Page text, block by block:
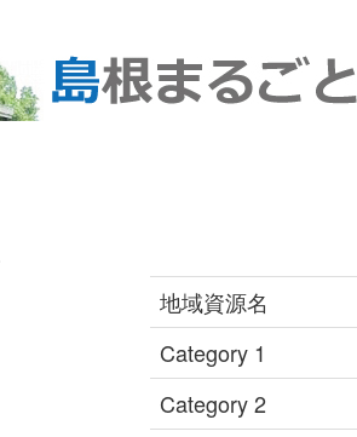
地域資源名
Category 1
Category 2